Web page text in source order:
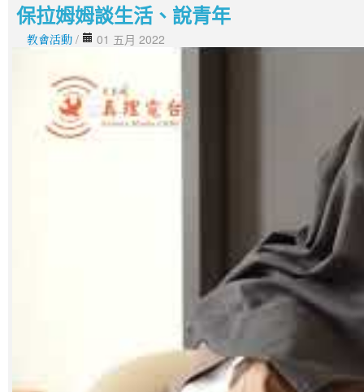
保拉姆姆談生活、說青年
教會活動 / 01 五月 2022